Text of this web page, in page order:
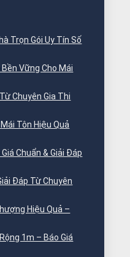
Trọn Gói Uy Tín Số
Vững Cho Mái
Chuyên Gia Thi
Tôn Hiệu Quả
Chuẩn & Giải Đáp
Đáp Từ Chuyên
Hiệu Quả –
1m – Báo Giá